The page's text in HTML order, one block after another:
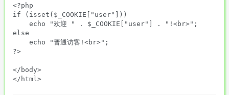
<?php
if (isset($_COOKIE["user"]))
echo "欢迎 " . $_COOKIE["user"] . "!<br>";
else
echo "普通访客!<br>";
?>
</body>